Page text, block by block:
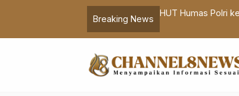
Breaking News
HUT Humas Polri